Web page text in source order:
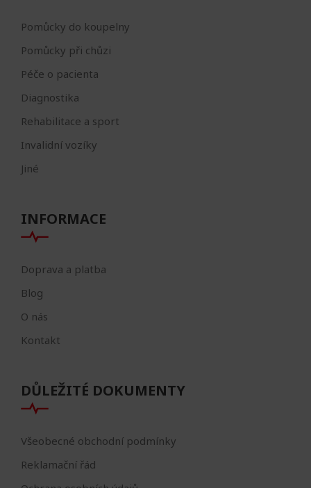
Pomůcky do koupelny
Pomůcky při chůzi
Péče o pacienta
Diagnostika
Rehabilitace a sport
Invalidní vozíky
Jiné
INFORMACE
Doprava a platba
Blog
O nás
Kontakt
DŮLEŽITÉ DOKUMENTY
Všeobecné obchodní podmínky
Reklamační řád